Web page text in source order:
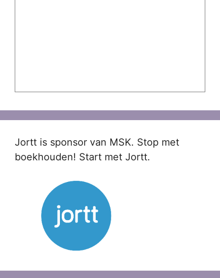
Jortt is sponsor van MSK. Stop met
boekhouden! Start met Jortt.